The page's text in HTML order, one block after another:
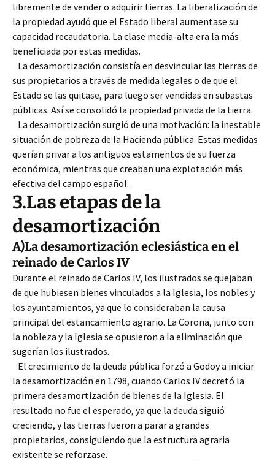
libremente de vender o adquirir tierras. La liberalización de
la propiedad ayudó que el Estado liberal aumentase su
capacidad recaudatoria. La clase media-alta era la más
beneficiada por estas medidas.
La desamortización consistía en desvincular las tierras de
sus propietarios a través de medida legales o de que el
Estado se las quitase, para luego ser vendidas en subastas
públicas. Así se consolidó la propiedad privada de la tierra.
La desamortización surgió de una motivación: la inestable
situación de pobreza de la Hacienda pública. Estas medidas
querían privar a los antiguos estamentos de su fuerza
económica, mientras que creaban una explotación más
efectiva del campo español.
3.Las etapas de la
desamortización
A)La desamortización eclesiástica en el
reinado de Carlos IV
Durante el reinado de Carlos IV, los ilustrados se quejaban
de que hubiesen bienes vinculados a la Iglesia, los nobles y
los ayuntamientos, ya que lo consideraban la causa
principal del estancamiento agrario. La Corona, junto con
la nobleza y la Iglesia se opusieron a la eliminación que
sugerían los ilustrados.
El crecimiento de la deuda pública forzó a Godoy a iniciar
la desamortización en 1798, cuando Carlos IV decretó la
primera desamortización de bienes de la Iglesia. El
resultado no fue el esperado, ya que la deuda siguió
creciendo, y las tierras fueron a parar a grandes
propietarios, consiguiendo que la estructura agraria
existente se reforzase.